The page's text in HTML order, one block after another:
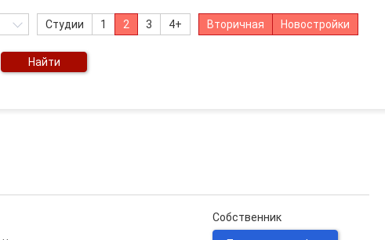
Студии 1 2 3 4+ Вторичная Новостройки
Найти
Собственник